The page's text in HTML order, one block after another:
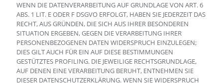
WENN DIE DATENVERARBEITUNG AUF GRUNDLAGE VON ART. 6
ABS. 1 LIT. E ODER F DSGVO ERFOLGT, HABEN SIE JEDERZEIT DAS
RECHT, AUS GRÜNDEN, DIE SICH AUS IHRER BESONDEREN
SITUATION ERGEBEN, GEGEN DIE VERARBEITUNG IHRER
PERSONENBEZOGENEN DATEN WIDERSPRUCH EINZULEGEN;
DIES GILT AUCH FÜR EIN AUF DIESE BESTIMMUNGEN
GESTÜTZTES PROFILING. DIE JEWEILIGE RECHTSGRUNDLAGE,
AUF DENEN EINE VERARBEITUNG BERUHT, ENTNEHMEN SIE
DIESER DATENSCHUTZERKLÄRUNG. WENN SIE WIDERSPRUCH